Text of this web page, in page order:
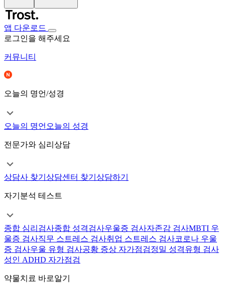
앱 다운로드
로그인을 해주세요
커뮤니티
오늘의 명언/성경
오늘의 명언 오늘의 성경
전문가와 심리상담
상담사 찾기 상담센터 찾기 상담하기
자기분석 테스트
종합 심리검사종합 성격검사우울증 검사자존감 검사MBTI 우
울증 검사직무 스트레스 검사취업 스트레스 검사코로나 우울
증 검사우울 유형 검사공황 증상 자가점검정밀 성격유형 검사
성인 ADHD 자가점검
약물치료 바로알기